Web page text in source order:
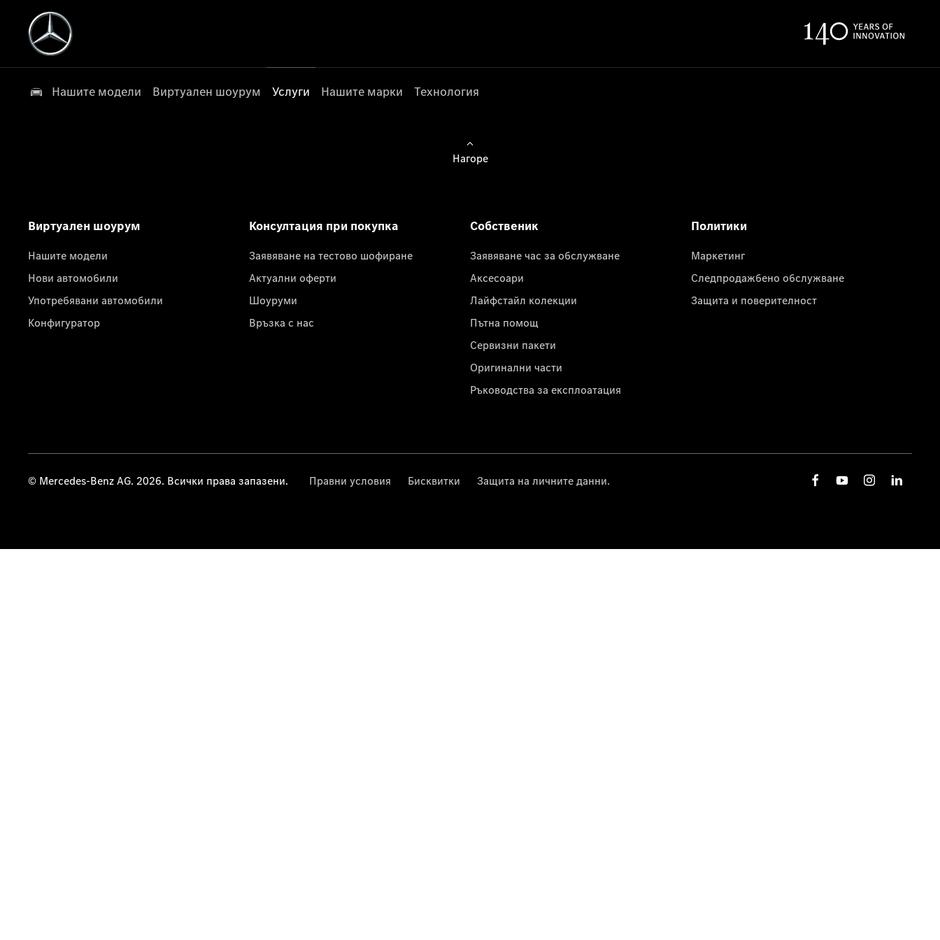
Нашите модели Виртуален шоурум Услуги Нашите марки Технология
Нагоре
Виртуален шоурум
Нашите модели
Нови автомобили
Употребявани автомобили
Конфигуратор
Консултация при покупка
Заявяване на тестово шофиране
Актуални оферти
Шоуруми
Връзка с нас
Собственик
Заявяване час за обслужване
Аксесоари
Лайфстайл колекции
Пътна помощ
Сервизни пакети
Оригинални части
Ръководства за експлоатация
Политики
Маркетинг
Следпродажбено обслужване
Защита и поверителност
© Mercedes-Benz AG. 2026. Всички права запазени. Правни условия Бисквитки Защита на личните данни.